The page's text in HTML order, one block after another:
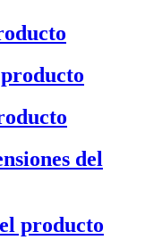
del
producto